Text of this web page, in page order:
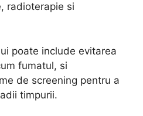
radioterapie si
poate include evitarea
fumatul, si
de screening pentru a
timpurii.